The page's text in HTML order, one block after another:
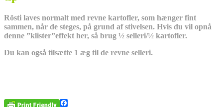
Rösti laves normalt med revne kartofler, som hænger fint
sammen, når de steges, på grund af stivelsen. Hvis du vil opnå
denne ”klister”effekt her, så brug ½ selleri/½ kartofler.
Du kan også tilsætte 1 æg til de revne selleri.